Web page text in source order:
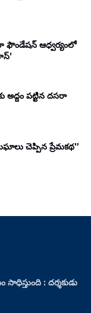
ఫౌండేషన్ ఆధ్వర్యంలో
పట్టిన దసరా
చెప్పిన ప్రేమకథ”
: దర్శకుడు